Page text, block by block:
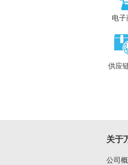
电子
供应
关于
公司